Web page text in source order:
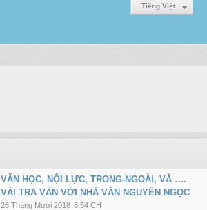
Tiếng Việt
VĂN HỌC, NỘI LỰC, TRONG-NGOÀI, VÀ ….
VÀI TRA VẤN VỚI NHÀ VĂN NGUYÊN NGỌC
26 Tháng Mười 2018 8:54 CH